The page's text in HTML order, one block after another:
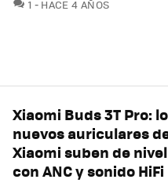
1 HACE 4 AÑOS
Xiaomi Buds 3T Pro:
nuevos auriculares
Xiaomi suben de nivel
con ANC y sonido HiFi